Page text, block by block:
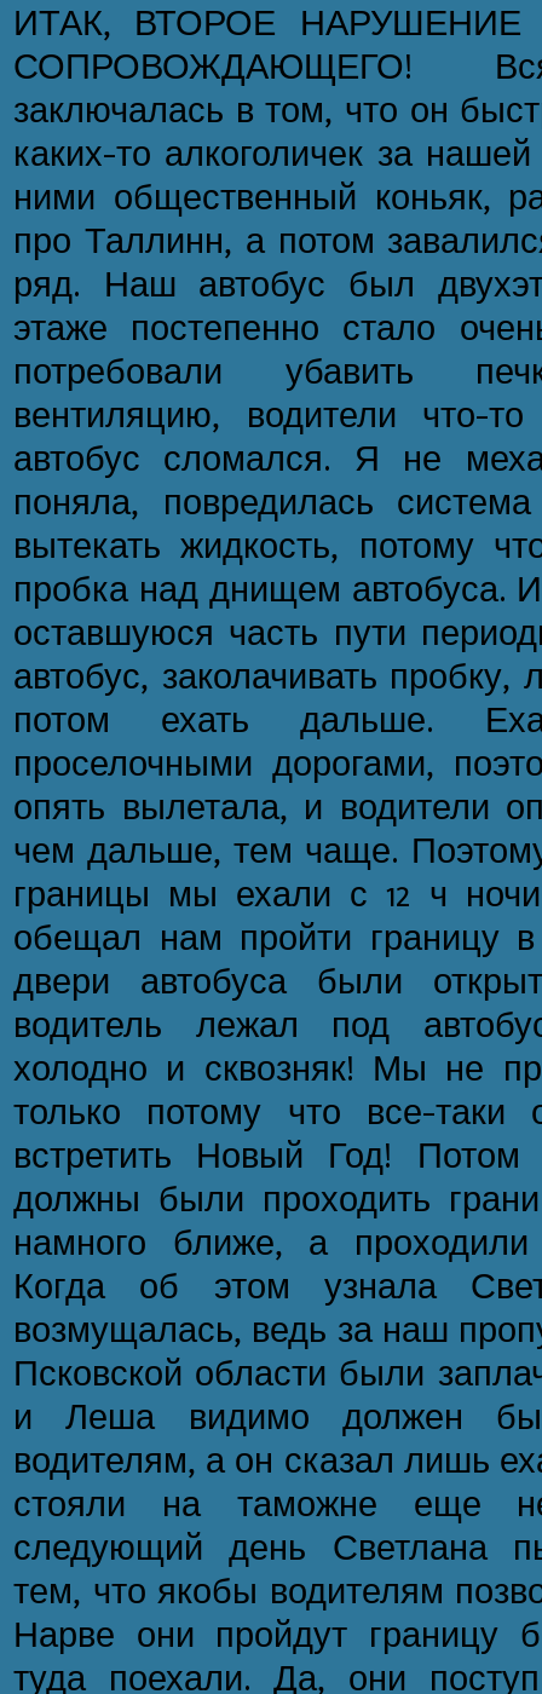
ИТАК, ВТОРОЕ
СОПРОВОЖДАЮЩЕГО!
заключалась в том, что он
каких-то алкоголичек за
ними общественный коньяк,
про Таллинн, а потом
ряд. Наш автобус был
этаже постепенно стало
потребовали убавить
вентиляцию, водители что-
автобус сломался. Я не
поняла, повредилась
вытекать жидкость, потому
пробка над днищем автобуса.
оставшуюся часть пути
автобус, заколачивать
потом ехать дальше.
проселочными дорогами,
опять вылетала, и водители
чем дальше, тем чаще.
границы мы ехали с 12 ч
обещал нам пройти границу
двери автобуса были
водитель лежал под
холодно и сквозняк! Мы не
только потому что все-таки
встретить Новый Год!
должны были проходить
намного ближе, а
Когда об этом узнала
возмущалась, ведь за наш
Псковской области были
и Леша видимо должен
водителям, а он сказал лишь
стояли на таможне еще
следующий день Светлана
тем, что якобы водителям
Нарве они пройдут границу
туда поехали. Да, они